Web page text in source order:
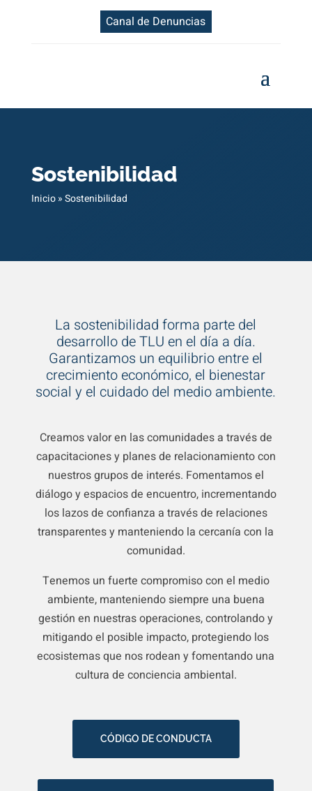
Canal de Denuncias
Sostenibilidad
Inicio»Sostenibilidad
La sostenibilidad forma parte del
desarrollo de TLU en el día a día.
Garantizamos un equilibrio entre el
crecimiento económico, el bienestar
social y el cuidado del medio ambiente.
Creamos valor en las comunidades a través de
capacitaciones y planes de relacionamiento con
nuestros grupos de interés. Fomentamos el
diálogo y espacios de encuentro, incrementando
los lazos de confianza a través de relaciones
transparentes y manteniendo la cercanía con la
comunidad.
Tenemos un fuerte compromiso con el medio
ambiente, manteniendo siempre una buena
gestión en nuestras operaciones, controlando y
mitigando el posible impacto, protegiendo los
ecosistemas que nos rodean y fomentando una
cultura de conciencia ambiental.
CÓDIGO DE CONDUCTA